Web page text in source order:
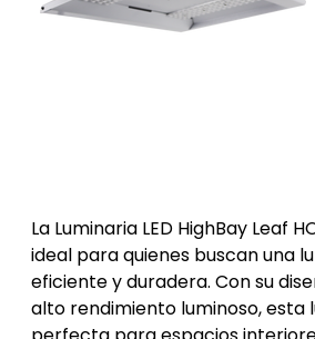
La Luminaria LED HighBay Leaf
ideal para quienes buscan una
eficiente y duradera. Con su
alto rendimiento luminoso, esta